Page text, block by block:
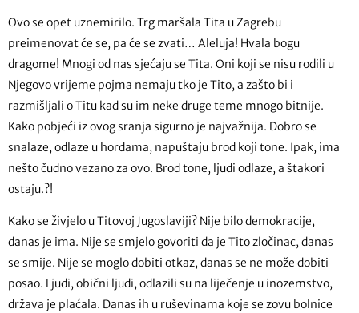
Ovo se opet uznemirilo. Trg maršala Tita u Zagrebu
preimenovat će se, pa će se zvati… Aleluja! Hvala bogu
dragome! Mnogi od nas sjećaju se Tita. Oni koji se nisu rodili u
Njegovo vrijeme pojma nemaju tko je Tito, a zašto bi i
razmišljali o Titu kad su im neke druge teme mnogo bitnije.
Kako pobjeći iz ovog sranja sigurno je najvažnija. Dobro se
snalaze, odlaze u hordama, napuštaju brod koji tone. Ipak, ima
nešto čudno vezano za ovo. Brod tone, ljudi odlaze, a štakori
ostaju.?!
Kako se živjelo u Titovoj Jugoslaviji? Nije bilo demokracije,
danas je ima. Nije se smjelo govoriti da je Tito zločinac, danas
se smije. Nije se moglo dobiti otkaz, danas se ne može dobiti
posao. Ljudi, obični ljudi, odlazili su na liječenje u inozemstvo,
država je plaćala. Danas ih u ruševinama koje se zovu bolnice